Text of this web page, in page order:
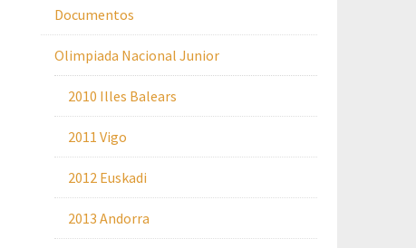
Documentos
Olimpiada Nacional Junior
2010 Illes Balears
2011 Vigo
2012 Euskadi
2013 Andorra